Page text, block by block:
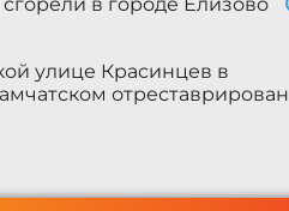
улице Красинцев в
отреставрирован